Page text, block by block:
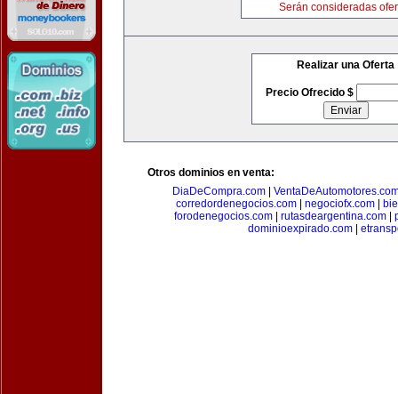
Serán consideradas
Realizar una Oferta
Precio Ofrecido $
Otros dominios en venta:
DiaDeCompra.com|
corredordenegocios.com
negociofx.com
forodenegocios.com| rutasdeargentina.com|
dominioexpirado.com|